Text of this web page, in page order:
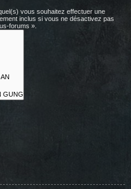
vous souhaitez effectuer une
inclus si vous ne désactivez pas
forums ».